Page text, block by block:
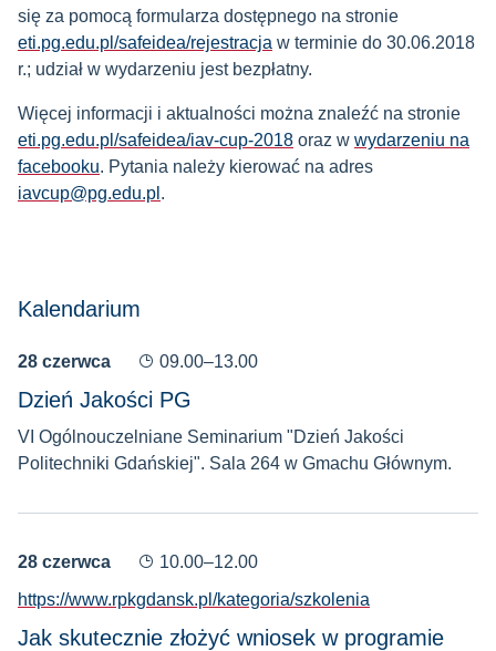
się za pomocą formularza dostępnego na stronie
eti.pg.edu.pl/safeidea/rejestracja w terminie do 30.06.2018
r.; udział w wydarzeniu jest bezpłatny.
Więcej informacji i aktualności można znaleźć na stronie
eti.pg.edu.pl/safeidea/iav-cup-2018 oraz w wydarzeniu na
facebooku. Pytania należy kierować na adres
iavcup@pg.edu.pl .
Kalendarium
28 czerwca 09.00–13.00
Dzień Jakości PG
VI Ogólnouczelniane Seminarium "Dzień Jakości
Politechniki Gdańskiej". Sala 264 w Gmachu Głównym.
28 czerwca
10.00–12.00
https://www.rpkgdansk.pl/kategoria/szkolenia
Jak skutecznie złożyć wniosek w programie